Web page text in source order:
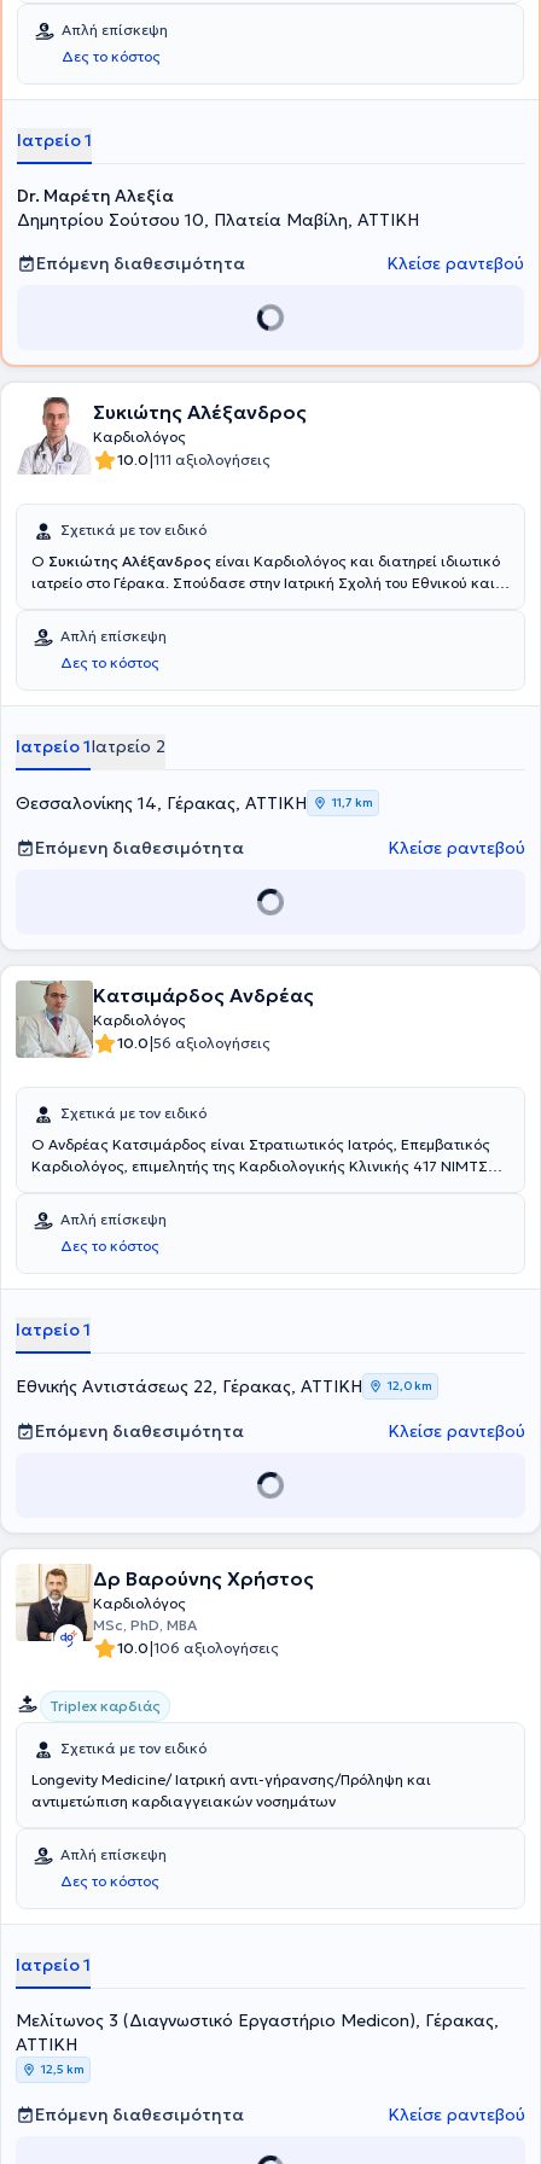
Απλή επίσκεψη
Δες το κόστος
Ιατρείο 1
Dr. Μαρέτη Αλεξία
Δημητρίου Σούτσου 10, Πλατεία Μαβίλη, ΑΤΤΙΚΗ
Επόμενη διαθεσιμότητα
Κλείσε ραντεβού
Συκιώτης Αλέξανδρος
Καρδιολόγος
10.0|111 αξιολογήσεις
Σχετικά με τον ειδικό
Ο Συκιώτης Αλέξανδρος είναι Καρδιολόγος και διατηρεί ιδιωτικό
ιατρείο στο Γέρακα. Σπούδασε στην Ιατρική Σχολή του Εθνικού και
Κρατικό Αθηνών. Διαθέτει πολυετή κλινική εμπειρία έχοντας
εργαστεί σε μεγάλες κλινικές και διατελεί Αναπληρωτής
Διευθυντής Ηλεκτροφυσιολογίας και Βηματοδοτών στο Νοσοκομείο
Ερρίκος Ντυνάν.
Απλή επίσκεψη
Δες το κόστος
Ιατρείο 1Ιατρείο 2
Θεσσαλονίκης 14, Γέρακας, ΑΤΤΙΚΗ 11,7 km
Επόμενη διαθεσιμότητα Κλείσε ραντεβού
Κατσιμάρδος Ανδρέας
Καρδιολόγος
10.0|56 αξιολογήσεις
Σχετικά με τον ειδικό
Ο Ανδρέας Κατσιμάρδος είναι Στρατιωτικός Ιατρός, Επεμβατικός
Καρδιολόγος, επιμελητής της Καρδιολογικής Κλινικής 417 ΝΙΜΤΣ
Ιατρικής Σχολής του Αριστοτέλειου Πανεπιστημίου Θεσσαλονίκης.
Ειδικεύθηκε στην Καρδιολογία στο 401 ΓΣΝΑ και ακολούθως στο
Πανεπιστημιακό Γενικό Νοσοκομείο «Αττικόν». Εξειδικεύθηκε στην
Επεμβατική Καρδιολογία στο Πανεπιστημιακό Γενικό Νοσοκομείο
Απλή επίσκεψη
Δες το κόστος
Ιατρείο 1
Εθνικής Αντιστάσεως 22, Γέρακας, ΑΤΤΙΚΗ 12,0 km
Επόμενη διαθεσιμότητα Κλείσε ραντεβού
Δρ Βαρούνης Χρήστος
Καρδιολόγος
MSc, PhD, MBA
10.0|106 αξιολογήσεις
Triplex καρδιάς
Σχετικά με τον ειδικό
Longevity Medicine/ Ιατρική αντι-γήρανσης/Πρόληψη και
αντιμετώπιση καρδιαγγειακών νοσημάτων
Απλή επίσκεψη
Δες το κόστος
Ιατρείο 1
Μελίτωνος 3 (Διαγνωστικό Εργαστήριο Medicon), Γέρακας,
ΑΤΤΙΚΗ
12,5 km
Επόμενη διαθεσιμότητα Κλείσε ραντεβού